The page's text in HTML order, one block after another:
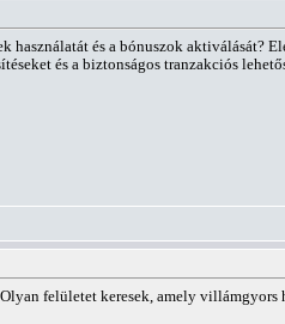
és a bónuszok aktiválását?
és a biztonságos tranzakciós
felületet keresek, amely villámgyors